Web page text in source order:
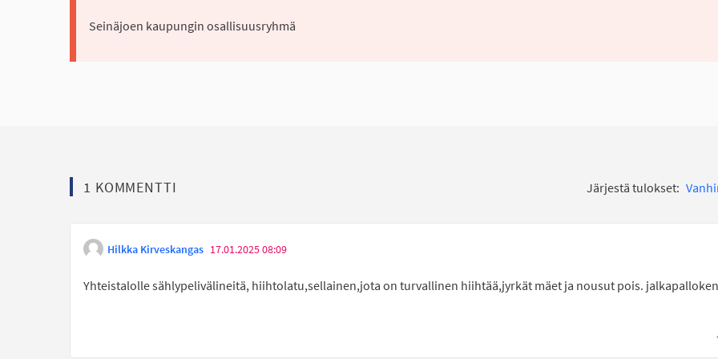
Seinäjoen kaupungin osallisuusryhmä
1 KOMMENTTI Järjestä tulokset:
Hilkka Kirveskangas 17.01.2025 08:09
Yhteistalolle sählypelivälineitä, hiihtolatu,sellainen,jota on turvallinen hiihtää,jyrkät mäet ja nousut pois.